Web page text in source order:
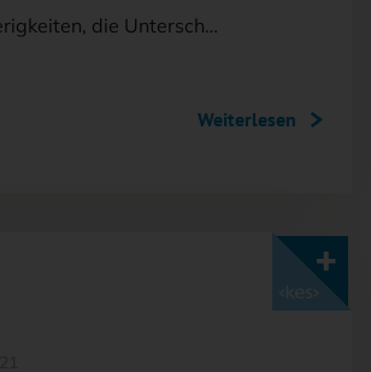
die Untersch…
Weiterlesen